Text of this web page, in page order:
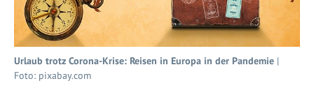
Urlaub trotz Corona-Krise: Reisen in Europa in der Pandemie |
Foto: pixabay.com